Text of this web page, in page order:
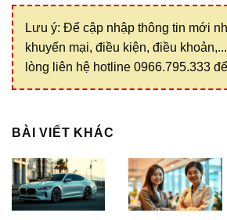
Lưu ý: Để cập nhập thông tin mới
khuyến mại, điều kiện, điều
lòng liên hệ hotline 0966.795.333
BÀI VIẾT KHÁC